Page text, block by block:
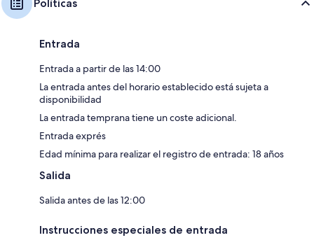
Políticas
Entrada
Entrada a partir de las 14:00
La entrada antes del horario establecido está sujeta a
disponibilidad
La entrada temprana tiene un coste adicional.
Entrada exprés
Edad mínima para realizar el registro de entrada: 18 años
Salida
Salida antes de las 12:00
Instrucciones especiales de entrada